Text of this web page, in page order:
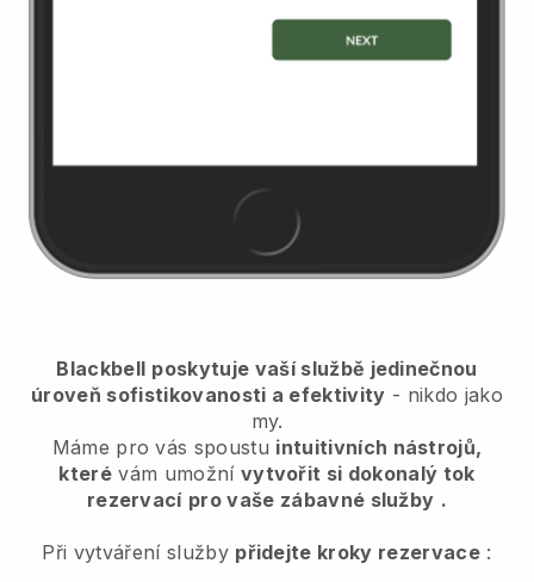
Blackbell poskytuje vaší službě jedinečnou
úroveň sofistikovanosti a efektivity - nikdo jako
my.
Máme pro vás spoustu intuitivních nástrojů,
které vám umožní vytvořit si dokonalý tok
rezervací pro vaše zábavné služby .
Při vytváření služby přidejte kroky rezervace: